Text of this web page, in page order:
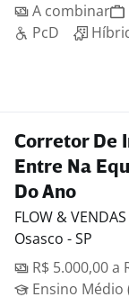
A combinar
PcD
Corretor De
Entre Na
Do Ano
FLOW &VENDAS
Osasco - SP
R$ 5.000,00 a
Ensino Médio